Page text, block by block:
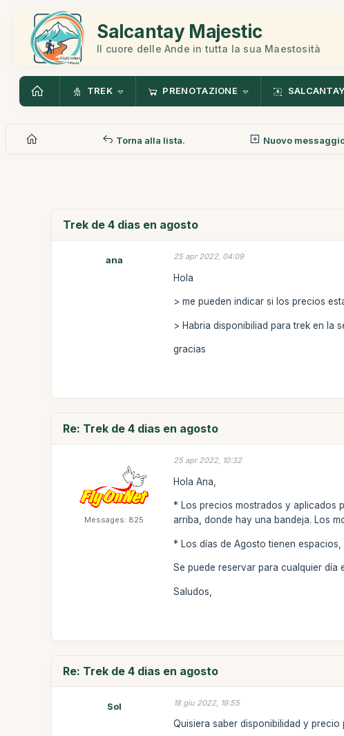
Salcantay Majestic
Il cuore delle Ande in tutta la sua Maestosità
TREK PRENOTAZIONE SALCANTAY
Torna alla lista. Nuovo
Trek de 4 dias en agosto
ana 25 apr 2022, 04:09
Hola
> me pueden indicar si los precios
> Habria disponibiliad para trek en la
gracias
Re: Trek de 4 dias en agosto
Messages: 825
25 apr 2022, 10:32
Hola Ana,
* Los precios mostrados y aplicados
arriba, donde hay una bandeja. Los
* Los días de Agosto tienen
Se puede reservar para cualquier día
Saludos,
Re: Trek de 4 dias en agosto
Sol 18 giu 2022, 19:55
Quisiera saber disponibilidad y